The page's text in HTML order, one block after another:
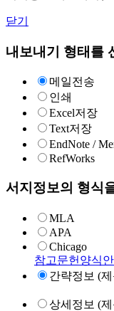
닫기
내보내기 형태를
메일전송
인쇄
Excel저장
Text저장
EndNote /
RefWorks
서지정보의 형식
MLA
APA
Chicago
참고문헌양식
간략정보 (
상세정보 (